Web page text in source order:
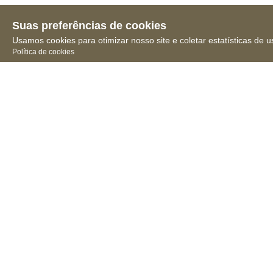
Suas preferências de cookies
Usamos cookies para otimizar nosso site e coletar estatísticas de
Política de cookies